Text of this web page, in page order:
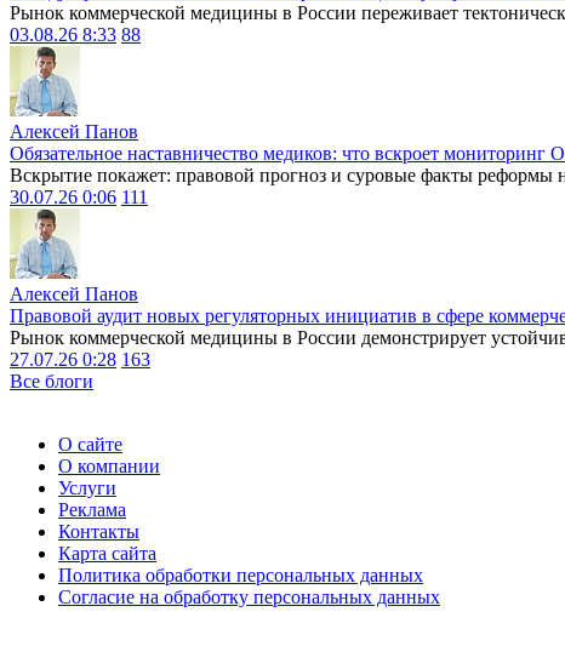
Рынок коммерческой медицины в России переживает
03.08.26 8:33 88
Алексей Панов
Обязательное наставничество медиков: что вскроет
Вскрытие покажет: правовой прогноз и суровые факты реформы
30.07.26 0:06 111
Алексей Панов
Правовой аудит новых регуляторных инициатив в сфере
Рынок коммерческой медицины в России демонстрирует
27.07.26 0:28 163
Все блоги
О сайте
О компании
Услуги
Реклама
Контакты
Карта сайта
Политика обработки персональных данных
Согласие на обработку персональных данных